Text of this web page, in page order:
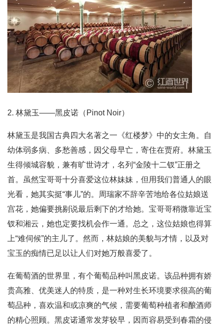
2. 林黛玉——黑皮诺（Pinot Noir）
林黛玉是我国古典四大名著之一《红楼梦》中的女主角。自
幼体弱多病、多愁善感，因父母早亡，寄住在贾府。林黛玉
生得倾城容貌，兼有旷世诗才，名列“金陵十二钗”正册之
首。虽然宝哥哥十分喜爱这位林妹妹，但用我们普通人的眼
光看，她其实挺“事儿”的。周瑞家不辞辛苦地给各位姑娘送
宫花，她偏要挑剔说最后剩下的才给她。宝哥哥稍微靠近宝
钗和湘云，她也定要找机会作一通。总之，这位姑娘也得算
上“难伺候”的主儿了。然而，林姑娘的美貌与才情，以及对
宝玉的痴情已足以让人们对她万般喜爱了。
在葡萄酒的世界里，有个葡萄品种叫黑皮诺。该品种拥有娇
贵高雅、优美迷人的特质，是一种对生长环境要求很高的葡
萄品种，喜欢温和或凉爽的气候，需要葡萄种植者和酿酒师
的精心照顾。黑皮诺通常发芽较早，因而容易受到春霜的侵